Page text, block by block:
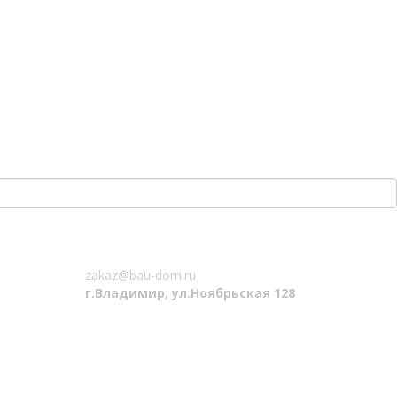
zakaz@bau-dom.ru
г.Владимир, ул.Ноябрьская 128